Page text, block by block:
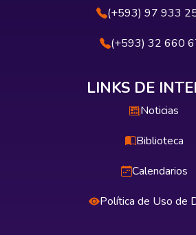
(+593) 97 933
(+593) 32 660
LINKS DE
Noticias
Biblioteca
Calendarios
Política de Uso de